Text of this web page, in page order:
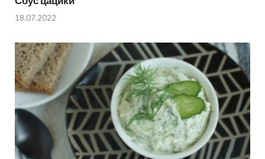
18.07.2022